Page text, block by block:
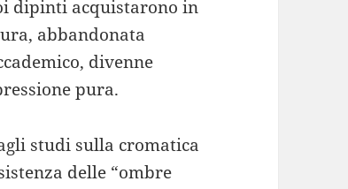
dipinti acquistarono in
abbandonata
divenne
pura.
studi sulla cromatica
delle “ombre